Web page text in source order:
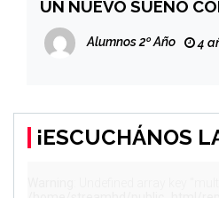
UN NUEVO SUEÑO
Alumnos 2º Año 4
¡ESCUCHÁNOS